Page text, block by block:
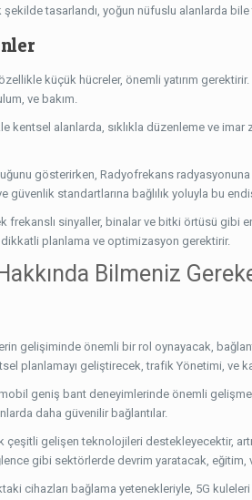
şekilde tasarlandı, yoğun nüfuslu alanlarda
küçük hücreler, önemli yatırım
ve bakım.
alanlarda, sıklıkla düzenleme ve imar
gösterirken, Radyofrekans
standartlarına bağlılık yoluyla bu
frekanslı sinyaller, binalar ve bitki örtüsü gibi
dikkatli planlama ve optimizasyon gerektirir.
Bilmeniz
gelişiminde önemli bir rol oynayacak,
planlamayı geliştirecek, trafik Yönetimi, ve
geniş bant deneyimlerinde önemli
daha güvenilir bağlantılar.
çeşitli gelişen teknolojileri destekleyecektir,
gibi sektörlerde devrim yaratacak, eğitim,
cihazları bağlama yetenekleriyle, 5G